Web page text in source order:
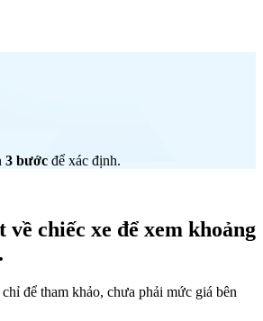
3 bước để xác định.
về chiếc xe để xem khoảng
để tham khảo, chưa phải mức giá bên